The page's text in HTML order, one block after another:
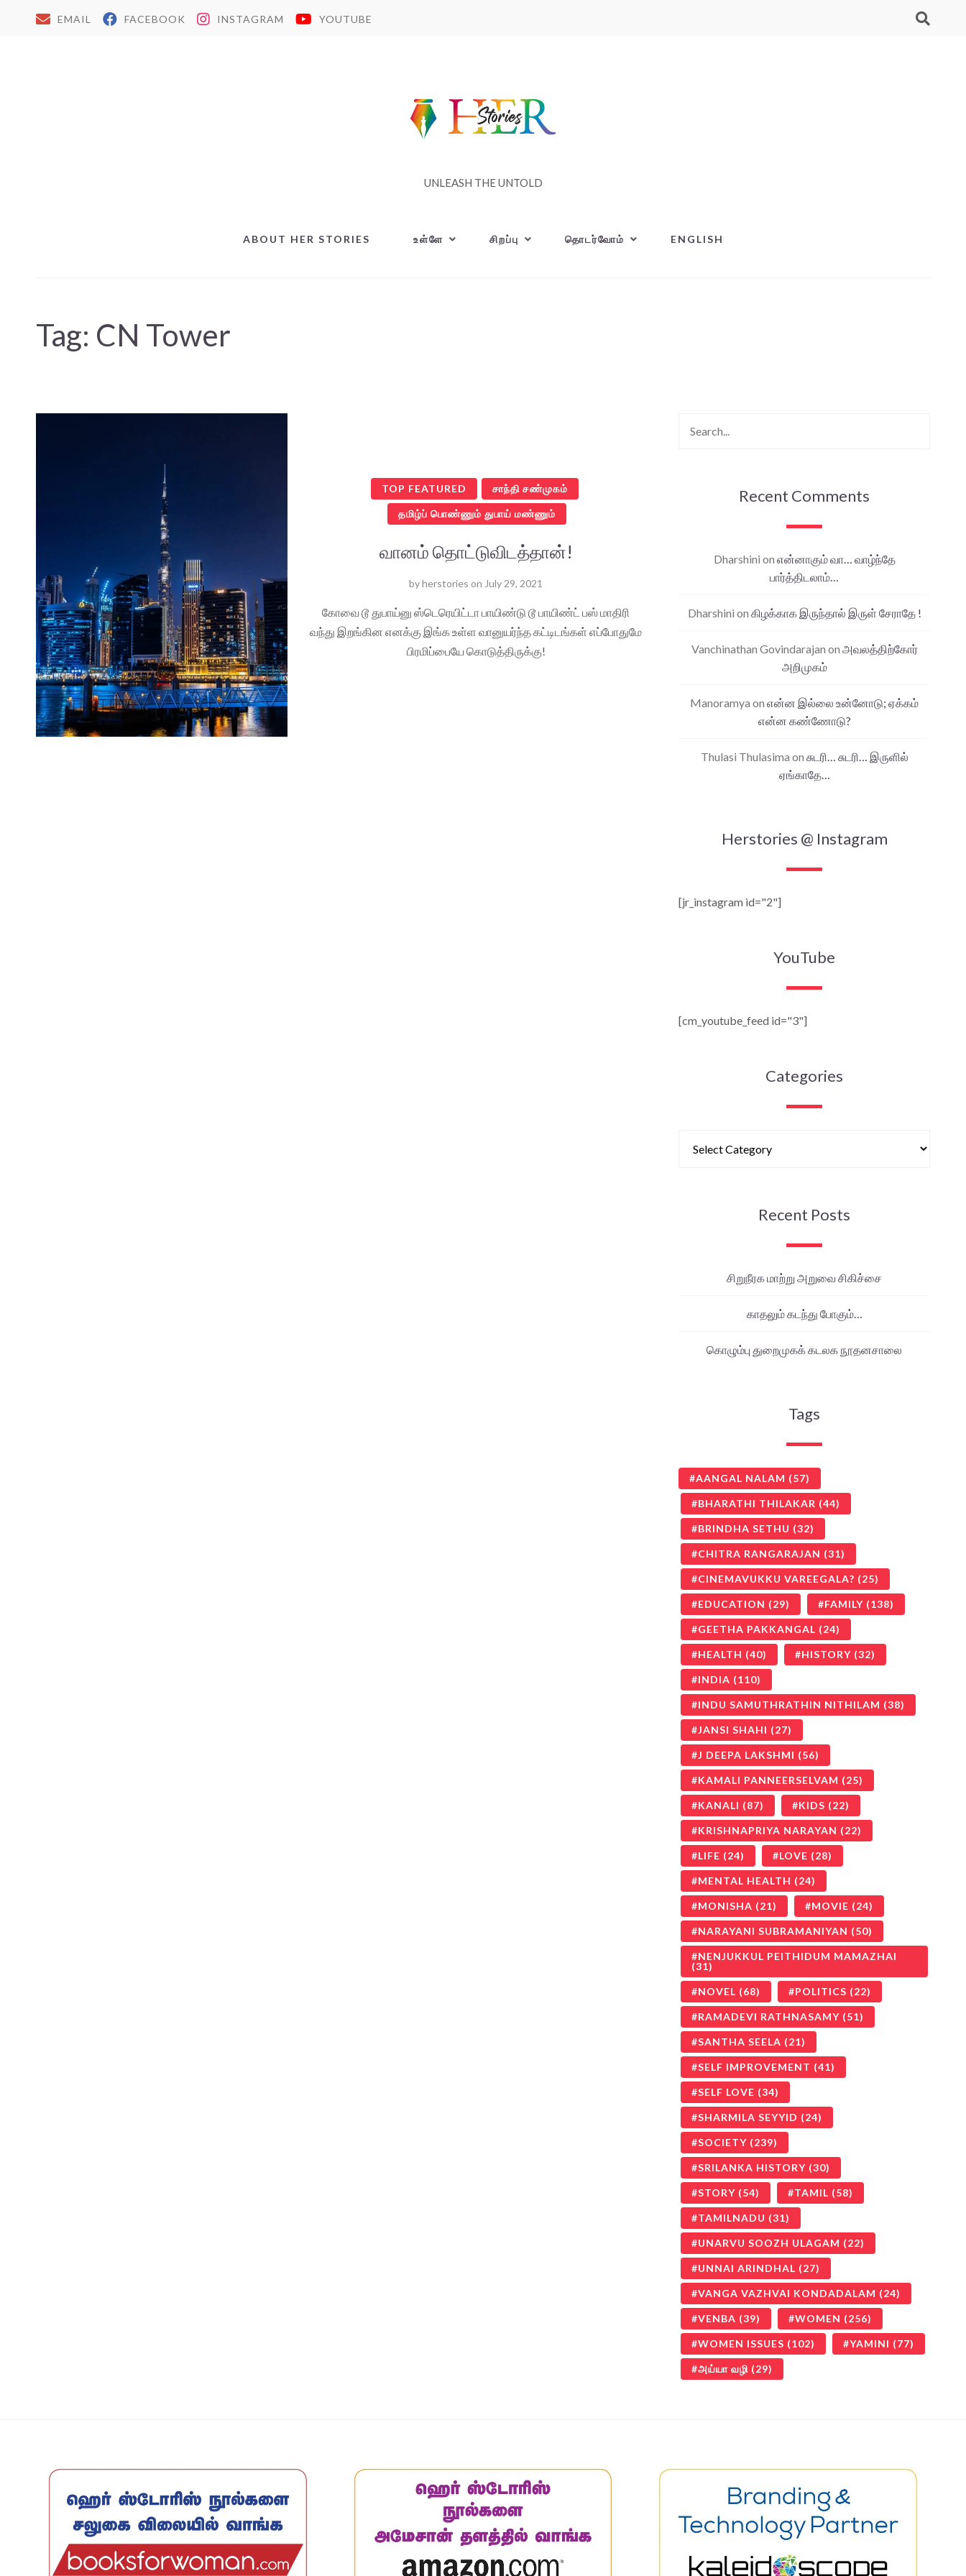
EMAIL FACEBOOK INSTAGRAM YOUTUBE
UNLEASH THE UNTOLD
ABOUT HER STORIES உள்ளே சிறப்பு தொடர்வோம் ENGLISH
Tag: CN Tower
TOP FEATURED சாந்தி சண்முகம்
தமிழ்ப் பொண்ணும் துபாய் மண்ணும்
வானம் தொட்டுவிடத்தான்!
byherstories on July 29, 2021
கோவை டூ துபாய்னு ஸ்டெரெயிட்டா பாயிண்டு டூ பாயிண்ட் பஸ் மாதிரி
வந்து இறங்கின எனக்கு இங்க உள்ள வானுயர்ந்த கட்டிடங்கள் எப்போதுமே
பிரமிப்பையே கொடுத்திருக்கு!
Recent Comments
Dharshini on என்னாகும் வா… வாழ்ந்தே
பார்த்திடலாம்…
Dharshini on கிழக்காக இருந்தால் இருள் சேராதே !
Vanchinathan Govindarajan on அவலத்திற்கோர்
அறிமுகம்
Manoramya on என்ன இல்லை உன்னோடு; ஏக்கம்
என்ன கண்ணோடு?
Thulasi Thulasima on சுடரி… சுடரி… இருளில்
ஏங்காதே…
Herstories @ Instagram
[jr_instagram id="2"]
YouTube
[cm_youtube_feed id="3"]
Categories
Recent Posts
சிறுநீரக மாற்று அறுவை சிகிச்சை
காதலும் கடந்து போகும்…
கொழும்பு துறைமுகக் கடலக நூதனசாலை
Tags
AANGAL NALAM (57)
BHARATHI THILAKAR (44)
BRINDHA SETHU (32)
CHITRA RANGARAJAN (31)
CINEMAVUKKU VAREEGALA? (25)
EDUCATION (29) FAMILY (138)
GEETHA PAKKANGAL (24)
HEALTH (40) HISTORY (32)
INDIA (110)
INDU SAMUTHRATHIN NITHILAM (38)
JANSI SHAHI (27)
J DEEPA LAKSHMI (56)
KAMALI PANNEERSELVAM (25)
KANALI (87) KIDS (22)
KRISHNAPRIYA NARAYAN (22)
LIFE (24) LOVE (28)
MENTAL HEALTH (24)
MONISHA (21) MOVIE (24)
NARAYANI SUBRAMANIYAN (50)
NENJUKKUL PEITHIDUM MAMAZHAI
(31)
NOVEL (68) POLITICS (22)
RAMADEVI RATHNASAMY (51)
SANTHA SEELA (21)
SELF IMPROVEMENT (41)
SELF LOVE (34)
SHARMILA SEYYID (24)
SOCIETY (239)
SRILANKA HISTORY (30)
STORY (54) TAMIL (58)
TAMILNADU (31)
UNARVU SOOZH ULAGAM (22)
UNNAI ARINDHAL (27)
VANGA VAZHVAI KONDADALAM (24)
VENBA (39) WOMEN (256)
WOMEN ISSUES (102) YAMINI (77)
அய்யா வழி (29)